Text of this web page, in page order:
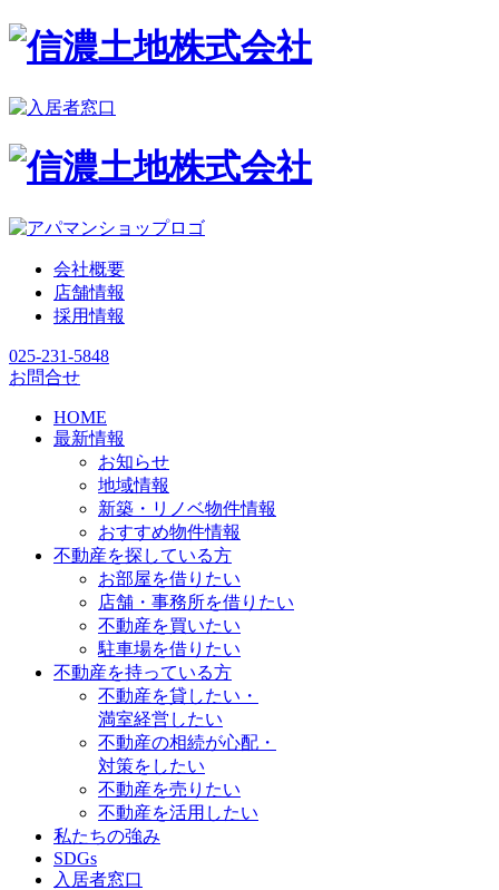
会社概要
店舗情報
採用情報
025-231-5848
お問合せ
HOME
最新情報
お知らせ
地域情報
新築・リノベ物件情報
おすすめ物件情報
不動産を探している方
お部屋を借りたい
店舗・事務所を借りたい
不動産を買いたい
駐車場を借りたい
不動産を持っている方
不動産を貸したい・
満室経営したい
不動産の相続が心配・
対策をしたい
不動産を売りたい
不動産を活用したい
私たちの強み
SDGs
入居者窓口